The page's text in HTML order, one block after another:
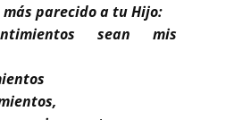
más parecido a tu Hijo:
sean mis